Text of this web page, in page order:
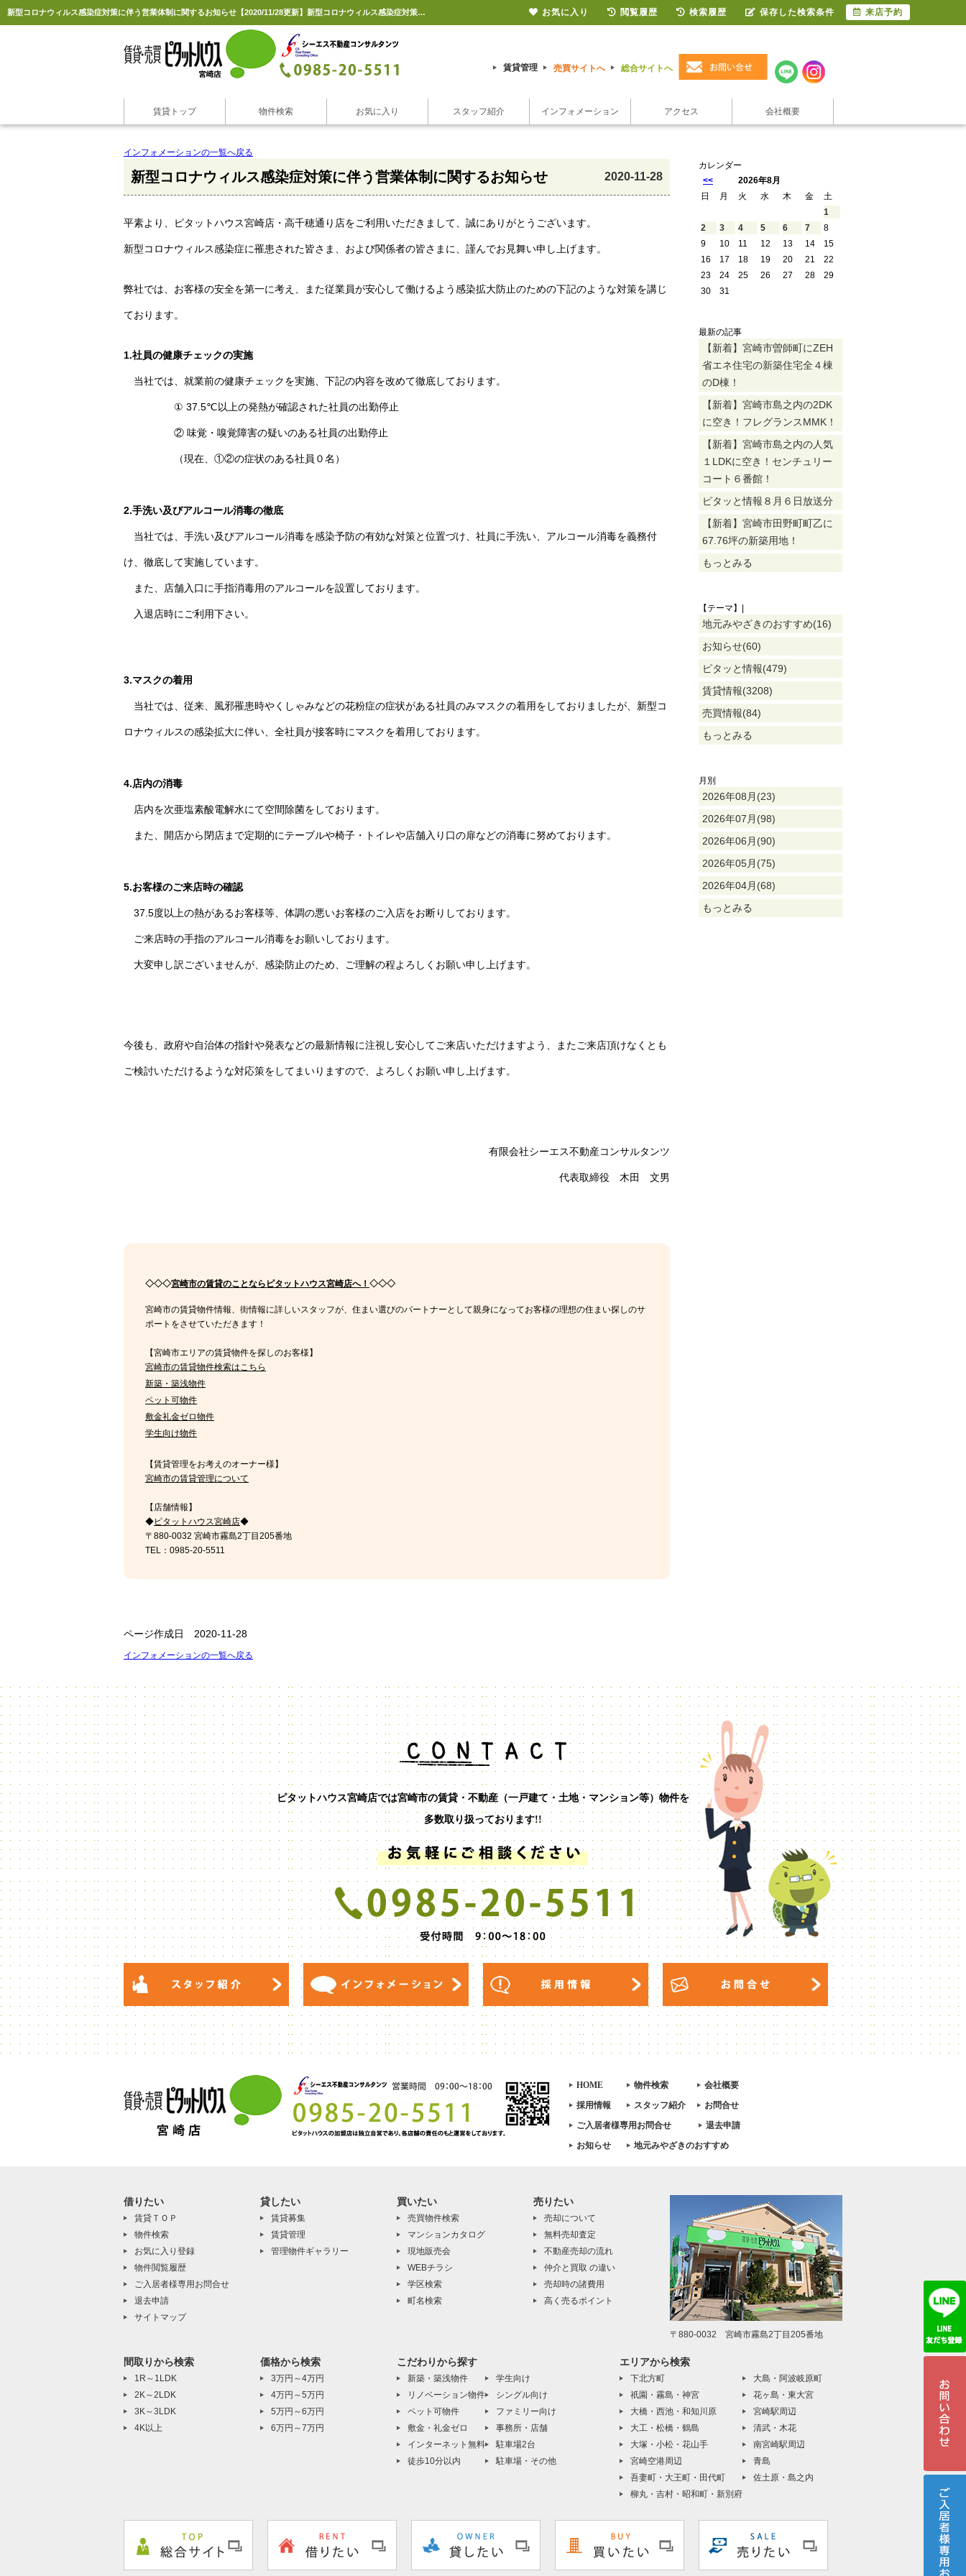
新型コロナウィルス感染症対策に伴う営業体制に関するお知らせ【2020/11/28更新】新型コロナウィルス感染症対策に伴う営業体制に関するお知らせ |宮崎市の賃貸のことならシーエス不動産コンサルタンツ【ピタットハウス宮崎店】
賃貸管理 売買サイトへ 総合サイトへ
賃貸トップ 物件検索 お気に入り スタッフ紹介 インフォメーション アクセス 会社概要
インフォメーションの一覧へ戻る
新型コロナウィルス感染症対策に伴う営業体制に関するお知らせ 2020-11-28
平素より、ピタットハウス宮崎店・高千穂通り店をご利用いただきまして、誠にありがとうございます。
新型コロナウィルス感染症に罹患された皆さま、および関係者の皆さまに、謹んでお見舞い申し上げます。
弊社では、お客様の安全を第一に考え、また従業員が安心して働けるよう感染拡大防止のための下記のような対策を講じ
ております。
1.社員の健康チェックの実施
当社では、就業前の健康チェックを実施、下記の内容を改めて徹底しております。
① 37.5℃以上の発熱が確認された社員の出勤停止
② 味覚・嗅覚障害の疑いのある社員の出勤停止
（現在、①②の症状のある社員０名）
2.手洗い及びアルコール消毒の徹底
当社では、手洗い及びアルコール消毒を感染予防の有効な対策と位置づけ、社員に手洗い、アルコール消毒を義務付
け、徹底して実施しています。
また、店舗入口に手指消毒用のアルコールを設置しております。
入退店時にご利用下さい。
3.マスクの着用
当社では、従来、風邪罹患時やくしゃみなどの花粉症の症状がある社員のみマスクの着用をしておりましたが、新型コ
ロナウィルスの感染拡大に伴い、全社員が接客時にマスクを着用しております。
4.店内の消毒
店内を次亜塩素酸電解水にて空間除菌をしております。
また、開店から閉店まで定期的にテーブルや椅子・トイレや店舗入り口の扉などの消毒に努めております。
5.お客様のご来店時の確認
37.5度以上の熱があるお客様等、体調の悪いお客様のご入店をお断りしております。
ご来店時の手指のアルコール消毒をお願いしております。
大変申し訳ございませんが、感染防止のため、ご理解の程よろしくお願い申し上げます。
今後も、政府や自治体の指針や発表などの最新情報に注視し安心してご来店いただけますよう、またご来店頂けなくとも
ご検討いただけるような対応策をしてまいりますので、よろしくお願い申し上げます。
有限会社シーエス不動産コンサルタンツ
代表取締役 木田 文男
◇◇◇宮崎市の賃貸のことならピタットハウス宮崎店へ！ ◇◇◇
宮崎市の賃貸物件情報、街情報に詳しいスタッフが、住まい選びのパートナーとして親身になってお客様の理想の住まい探しのサ
ポートをさせていただきます！
【宮崎市エリアの賃貸物件を探しのお客様】
宮崎市の賃貸物件検索はこちら
新築・築浅物件
ペット可物件
敷金礼金ゼロ物件
学生向け物件
【賃貸管理をお考えのオーナー様】
宮崎市の賃貸管理について
【店舗情報】
◆ピタットハウス宮崎店◆
〒880-0032 宮崎市霧島2丁目205番地
TEL：0985-20-5511
ページ作成日 2020-11-28
カレンダー
<<
2026年8月
日
月 火 水 木 金
土
1
2
3 4 5 6 7
8
9
10 11 12 13 14
15
16
17 18 19 20 21
22
23
24 25 26 27 28
29
30
31
最新の記事
【新着】宮崎市曽師町にZEH
省エネ住宅の新築住宅全４棟
のD棟！
【新着】宮崎市島之内の2DK
に空き！フレグランスMMK！
【新着】宮崎市島之内の人気
１LDKに空き！センチュリー
コート６番館！
ピタッと情報８月６日放送分
【新着】宮崎市田野町町乙に
67.76坪の新築用地！
もっとみる
【テーマ】|
地元みやざきのおすすめ(16)
お知らせ(60)
ピタッと情報(479)
賃貸情報(3208)
売買情報(84)
もっとみる
月別
2026年08月(23)
2026年07月(98)
2026年06月(90)
2026年05月(75)
2026年04月(68)
もっとみる
インフォメーションの一覧へ戻る
ピタットハウス宮崎店では宮崎市の賃貸・不動産（一戸建て・土地・マンション等）物件を
多数取り扱っております!!
HOME 物件検索
会社概要
採用情報
スタッフ紹介
お問合せ
ご入居者様専用お問合せ
退去申請
お知らせ
地元みやざきのおすすめ
借りたい
賃貸ＴＯＰ
物件検索
お気に入り登録
物件閲覧履歴
ご入居者様専用お問合せ
退去申請
サイトマップ
貸したい
賃貸募集
賃貸管理
管理物件ギャラリー
買いたい
売買物件検索
マンションカタログ
現地販売会
WEBチラシ
学区検索
町名検索
売りたい
売却について
無料売却査定
不動産売却の流れ
仲介と買取 の違い
売却時の諸費用
高く売るポイント
〒880-0032 宮崎市霧島2丁目205番地
間取りから検索
1R～1LDK
2K～2LDK
3K～3LDK
4K以上
価格から検索
3万円～4万円
4万円～5万円
5万円～6万円
6万円～7万円
こだわりから探す
新築・築浅物件
リノベーション物件
ペット可物件
敷金・礼金ゼロ
インターネット無料
徒歩10分以内
学生向け
シングル向け
ファミリー向け
事務所・店舗
駐車場2台
駐車場・その他
エリアから検索
下北方町
祇園・霧島・神宮
大橋・西池・和知川原
大工・松橋・鶴島
大塚・小松・花山手
宮崎空港周辺
吾妻町・大王町・田代町
柳丸・吉村・昭和町・新別府
大島・阿波岐原町
花ヶ島・東大宮
宮崎駅周辺
清武・木花
南宮崎駅周辺
青島
佐土原・島之内
お気に入り 閲覧履歴 検索履歴 保存した検索条件 来店予約